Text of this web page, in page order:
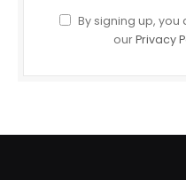
By signing up,
ourPrivacy